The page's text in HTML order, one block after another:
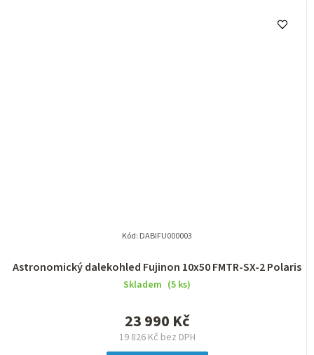
Astronomický dalekohled Fujinon 10x50 FMTR-SX-2 Polaris
Skladem (5 ks)
19 826 Kč bez DPH
23 990 Kč
Kód: DABIFU000003